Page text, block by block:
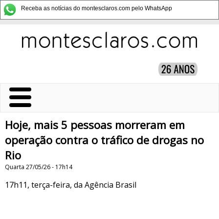
Receba as notícias do montesclaros.com pelo WhatsApp
Hoje, mais 5 pessoas morreram em
operação contra o tráfico de drogas no
Rio
Quarta 27/05/26 - 17h14
17h11, terça-feira, da Agência Brasil